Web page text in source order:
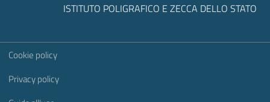
ISTITUTO POLIGRAFICO E ZECCA DELLO STATO
Sezione Link Utili
Cookie policy
Privacy policy